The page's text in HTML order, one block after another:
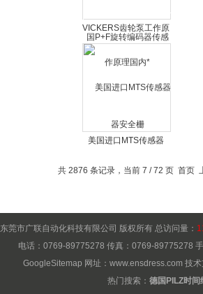
VICKERS齿轮泵工作原
理国内*
美国进口MTS传感器
包邮
共 2876 条记录，当前 7 / 72 页 首页
东莞市广联自动化科技有限公司 版权所有 总访问量：
电话：0769-89775278 传真：0769-89775278
GoogleSitemap 网址： www.ensdress.com 技
热门搜索： 德国PILZ时间